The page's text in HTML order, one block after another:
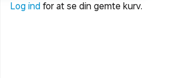
Log ind for at se din gemte kurv.